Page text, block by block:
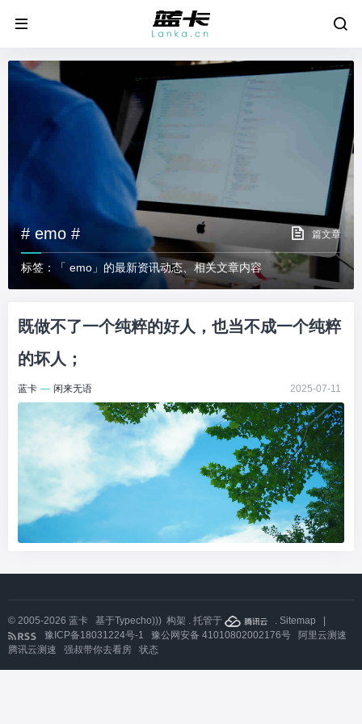
# emo # 篇文章
标签：「 emo」的最新资讯动态、相关文章内容
既做不了一个纯粹的好人，也当不成一个纯粹
的坏人；
蓝卡 — 闲来无语 2025-07-11
© 2005-2026 蓝卡 基于Typecho))) 构架 . 托管于 . Sitemap
豫ICP备18031224号-1
豫公网安备 41010802002176号
阿里云测速
腾讯云测速
强叔带你去看房 状态